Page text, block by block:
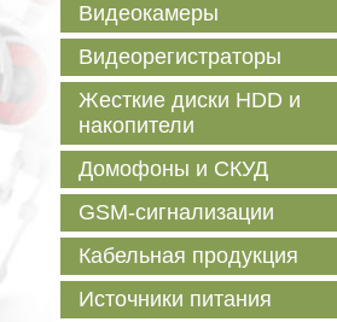
Видеокамеры
Видеорегистраторы
Жесткие диски HDD и
накопители
Домофоны и СКУД
GSM-сигнализации
Кабельная продукция
Источники питания